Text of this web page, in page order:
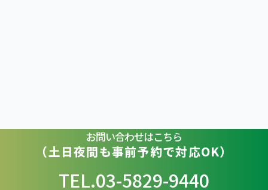
お問い合わせはこちら
（土日夜間も事前予約で対応OK）
TEL.03-5829-9440